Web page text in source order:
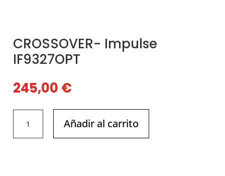
CROSSOVER- Impulse
IF9327OPT
245,00 €
Impulse
IF9327OPT
Añadir al carrito